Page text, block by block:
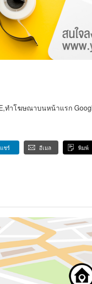
ทำโฆษณาบนหน้าแรก
แชร์ อีเมล พิมพ์